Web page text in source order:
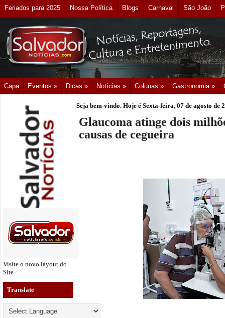
Feriados para 2025 Nossa Política Blogs Carnaval São João
Capa Eventos » Dicas » Notícias » Colunas » Gastronomia »
Visite o novo layout do
Site
Translate
Seja bem-vindo. Hoje é Sexta-feira, 07 de agosto de
Glaucoma atinge dois
causas de cegueira